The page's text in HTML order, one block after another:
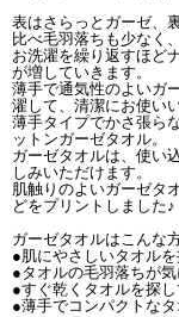
表はさらっとガーゼ、
比べ毛羽落ちも少なく
お洗濯を繰り返すほど
が増していきます。
薄手で通気性のよいガ
濯して、清潔にお使い
薄手タイプでかさ張ら
ットンガーゼタオル。
ガーゼタオルは、使い
しみいただけます。
肌触りのよいガーゼタ
どをプリントしました♪
ガーゼタオルはこんな
●肌にやさしいタオル
●タオルの毛羽落ちが
●すぐ乾くタオルを探し
●薄手でコンパクトな